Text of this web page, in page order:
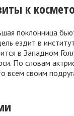
к
поклонница
ездит в
в Западном
По словам
всем своим